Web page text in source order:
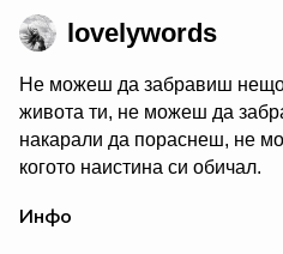
lovelywords
Не можеш да забравиш
живота ти, не можеш да
накарали да пораснеш, не
когото наистина си обичал.
Инфо